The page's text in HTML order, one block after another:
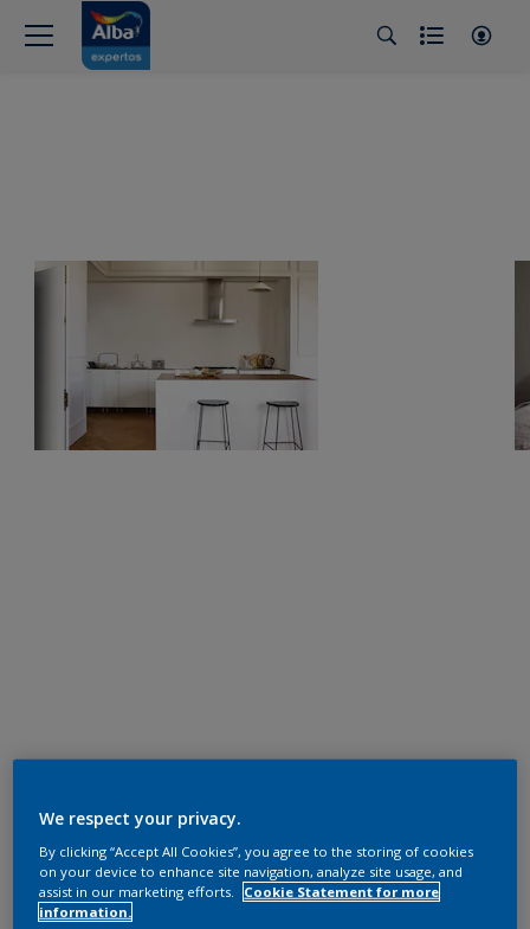
We respect your privacy.
By clicking “Accept All Cookies”, you agree to the storing of cookies
on your device to enhance site navigation, analyze site usage, and
assist in our marketing efforts.
Cookie Statement for more
information.